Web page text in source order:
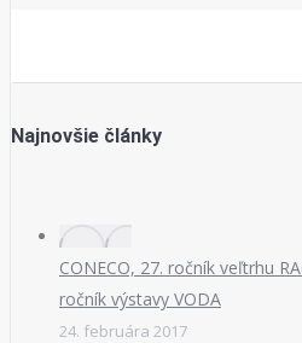
Najnovšie články
CONECO, 27. ročník veľtrhu
ročník výstavy VODA
24. februára 2017